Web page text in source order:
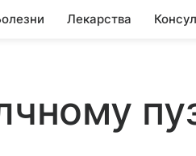
Лекарства